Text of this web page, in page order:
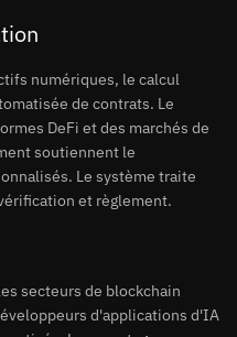
numériques, le calcul
de contrats. Le
DeFi et des marchés de
soutiennent le
Le système traite
et règlement.
secteurs de blockchain
d'applications d'IA